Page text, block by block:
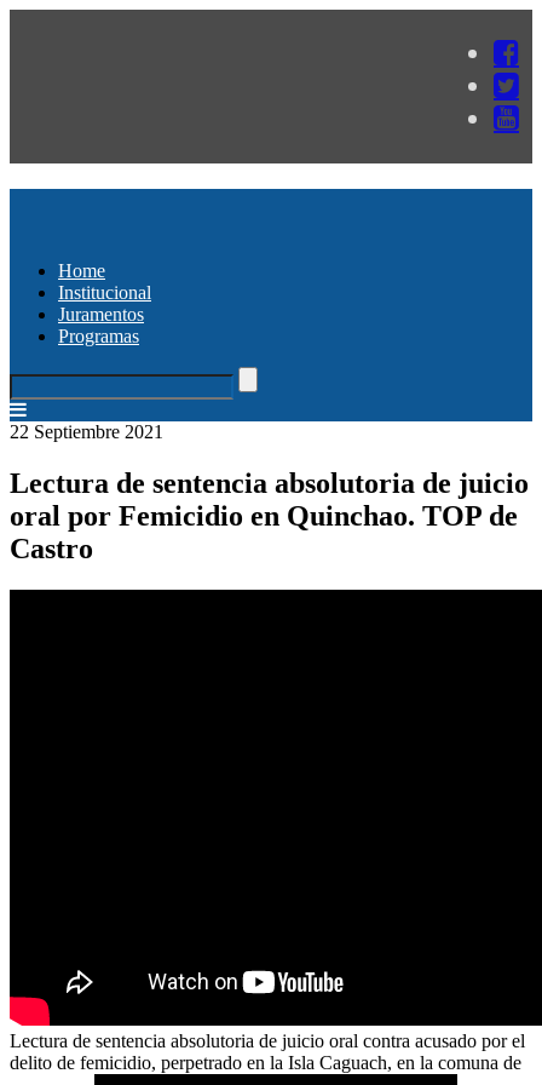
Home
Institucional
Juramentos
Programas
22 Septiembre 2021
Lectura de sentencia absolutoria de juicio
oral por Femicidio en Quinchao. TOP de
Castro
Lectura de sentencia absolutoria de juicio oral contra acusado por el
delito de femicidio, perpetrado en la Isla Caguach, en la comuna de